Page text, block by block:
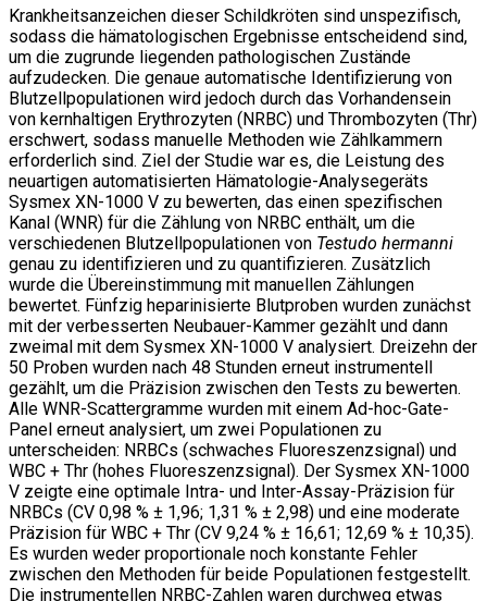
Krankheitsanzeichen dieser Schildkröten sind unspezifisch,
sodass die hämatologischen Ergebnisse entscheidend sind,
um die zugrunde liegenden pathologischen Zustände
aufzudecken. Die genaue automatische Identifizierung von
Blutzellpopulationen wird jedoch durch das Vorhandensein
von kernhaltigen Erythrozyten (NRBC) und Thrombozyten (Thr)
erschwert, sodass manuelle Methoden wie Zählkammern
erforderlich sind. Ziel der Studie war es, die Leistung des
neuartigen automatisierten Hämatologie-Analysegeräts
Sysmex XN-1000 V zu bewerten, das einen spezifischen
Kanal (WNR) für die Zählung von NRBC enthält, um die
verschiedenen Blutzellpopulationen von Testudo hermanni
genau zu identifizieren und zu quantifizieren. Zusätzlich
wurde die Übereinstimmung mit manuellen Zählungen
bewertet. Fünfzig heparinisierte Blutproben wurden zunächst
mit der verbesserten Neubauer-Kammer gezählt und dann
zweimal mit dem Sysmex XN-1000 V analysiert. Dreizehn der
50 Proben wurden nach 48 Stunden erneut instrumentell
gezählt, um die Präzision zwischen den Tests zu bewerten.
Alle WNR-Scattergramme wurden mit einem Ad-hoc-Gate-
Panel erneut analysiert, um zwei Populationen zu
unterscheiden: NRBCs (schwaches Fluoreszenzsignal) und
WBC + Thr (hohes Fluoreszenzsignal). Der Sysmex XN-1000
V zeigte eine optimale Intra- und Inter-Assay-Präzision für
NRBCs (CV 0,98 % ± 1,96; 1,31 % ± 2,98) und eine moderate
Präzision für WBC + Thr (CV 9,24 % ± 16,61; 12,69 % ± 10,35).
Es wurden weder proportionale noch konstante Fehler
zwischen den Methoden für beide Populationen festgestellt.
Die instrumentellen NRBC-Zahlen waren durchweg etwas